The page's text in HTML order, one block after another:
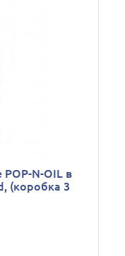
N-OIL в
(коробка 3